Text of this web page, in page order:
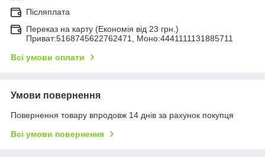
Післяплата
Переказ на карту (Економія від 23 грн.)
Приват:5168745622762471, Моно:4441111131885711
Всі умови оплати
Умови повернення
Повернення товару впродовж 14 днів за рахунок покупця
Всі умови повернення